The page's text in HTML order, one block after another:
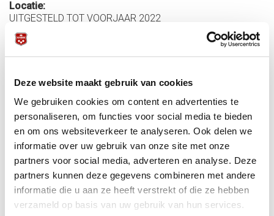
Deze website maakt gebruik van cookies
We gebruiken cookies om content en advertenties te
personaliseren, om functies voor social media te bieden
en om ons websiteverkeer te analyseren. Ook delen we
informatie over uw gebruik van onze site met onze
partners voor social media, adverteren en analyse. Deze
partners kunnen deze gegevens combineren met andere
informatie die u aan ze heeft verstrekt of die ze hebben
verzameld op basis van uw gebruik van hun services.
Locatie:
UITGESTELD TOT VOORJAAR 2022
Startdatum:
20 november 2021 - 10:30
Einddatum:
Meer informatie:
UITSLAGEN
PUBLICATIE
Geaccepteerde inschrijvingen
Ranglijsten jeugdspelers libre en driebanden
Contactpersoon Bondsbureau: Ad Klijn Telefoon: 030-